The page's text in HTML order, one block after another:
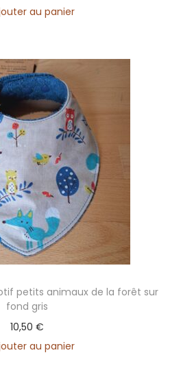
au panier
petits animaux de la forêt sur
fond gris
10,50€
au panier